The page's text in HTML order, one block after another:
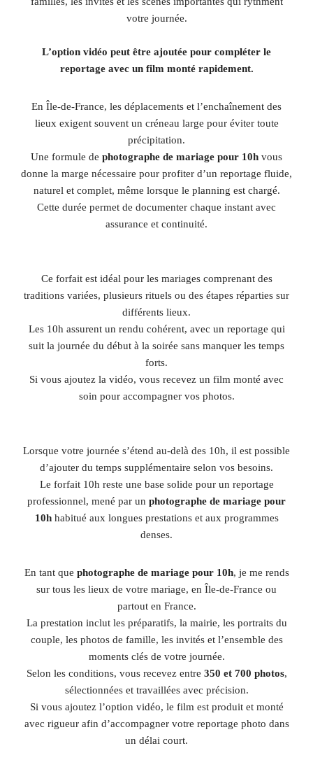
votre journée.
L’option vidéo peut être ajoutée pour compléter le
reportage avec un film monté rapidement.
En Île-de-France, les déplacements et l’enchaînement des
lieux exigent souvent un créneau large pour éviter toute
précipitation.
Une formule de photographe de mariage pour 10h vous
donne la marge nécessaire pour profiter d’un reportage fluide,
naturel et complet, même lorsque le planning est chargé.
Cette durée permet de documenter chaque instant avec
assurance et continuité.
Ce forfait est idéal pour les mariages comprenant des
traditions variées, plusieurs rituels ou des étapes réparties sur
différents lieux.
Les 10h assurent un rendu cohérent, avec un reportage qui
suit la journée du début à la soirée sans manquer les temps
forts.
Si vous ajoutez la vidéo, vous recevez un film monté avec
soin pour accompagner vos photos.
Lorsque votre journée s’étend au-delà des 10h, il est possible
d’ajouter du temps supplémentaire selon vos besoins.
Le forfait 10h reste une base solide pour un reportage
professionnel, mené par un photographe de mariage pour
10hhabitué aux longues prestations et aux programmes
denses.
En tant que photographe de mariage pour 10h, je me rends
sur tous les lieux de votre mariage, en Île-de-France ou
partout en France.
La prestation inclut les préparatifs, la mairie, les portraits du
couple, les photos de famille, les invités et l’ensemble des
moments clés de votre journée.
Selon les conditions, vous recevez entre 350 et 700 photos,
sélectionnées et travaillées avec précision.
Si vous ajoutez l’option vidéo, le film est produit et monté
avec rigueur afin d’accompagner votre reportage photo dans
un délai court.